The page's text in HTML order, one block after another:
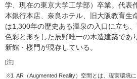
学、現在の東京大学工学部）卒業。代表
本銀行本店、奈良ホテル、旧大阪教育生
は1,300年の歴史ある温泉の入口に立ち
色彩と形をした辰野唯一の木造建築であ
新館・楼門が現存している。
[注]
※1 AR（Augmented Reality）空間とは、現実環境